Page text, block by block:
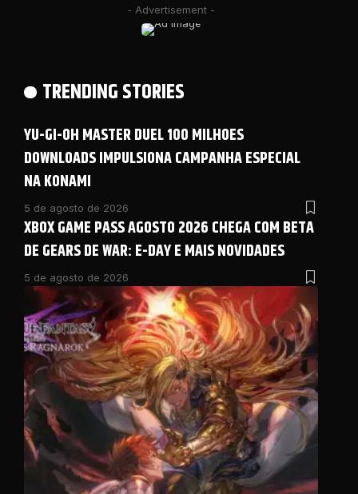
- Advertisement -
TRENDING STORIES
YU-GI-OH MASTER DUEL 100 MILHOES
DOWNLOADS IMPULSIONA CAMPANHA ESPECIAL
NA KONAMI
5 de agosto de 2026
XBOX GAME PASS AGOSTO 2026 CHEGA COM BETA
DE GEARS DE WAR: E-DAY E MAIS NOVIDADES
5 de agosto de 2026